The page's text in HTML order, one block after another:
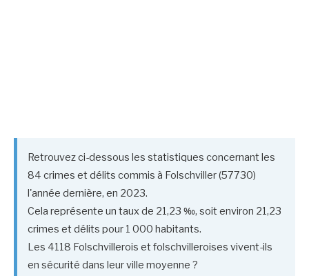
Retrouvez ci-dessous les statistiques concernant les
84 crimes et délits commis à Folschviller (57730)
l'année dernière, en 2023.
Cela représente un taux de 21,23 ‰, soit environ 21,23
crimes et délits pour 1 000 habitants.
Les 4118 Folschvillerois et folschvilleroises vivent-ils
en sécurité dans leur ville moyenne ?